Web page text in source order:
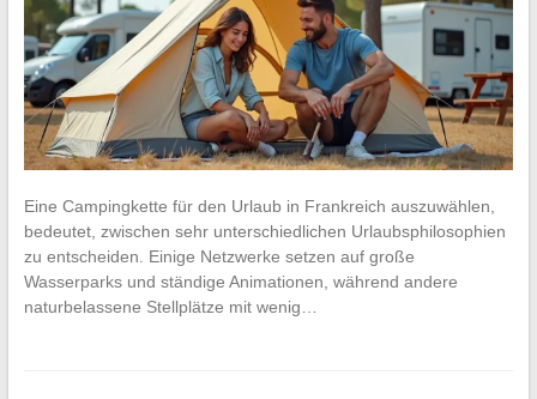
Eine Campingkette für den Urlaub in Frankreich auszuwählen,
bedeutet, zwischen sehr unterschiedlichen Urlaubsphilosophien
zu entscheiden. Einige Netzwerke setzen auf große
Wasserparks und ständige Animationen, während andere
naturbelassene Stellplätze mit wenig…